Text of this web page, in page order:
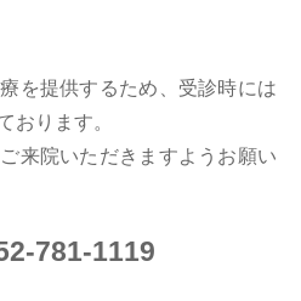
を提供するため、受診時には
おります。
来院いただきますようお願い
781-1119